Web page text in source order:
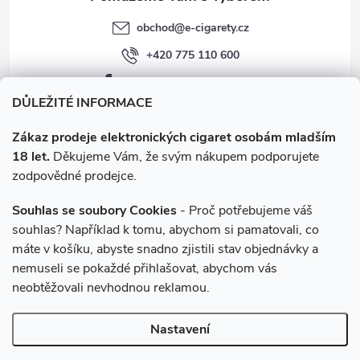
DŮLEŽITÉ INFORMACE
Zákaz prodeje elektronických cigaret osobám mladším
18 let. Děkujeme Vám, že svým nákupem podporujete
zodpovědné prodejce.
Souhlas se soubory Cookies - Proč potřebujeme váš
souhlas? Například k tomu, abychom si pamatovali, co
máte v košíku, abyste snadno zjistili stav objednávky a
nemuseli se pokaždé přihlašovat, abychom vás
neobtěžovali nevhodnou reklamou.
Nastavení
p
i
s
u
obchod@e-cigarety.cz
+420 775 110 600
facebook.com/e-cigarety.cz
Instagram
e-cigarety.cz. Všechna práva vyhrazena.
nastavení cookies